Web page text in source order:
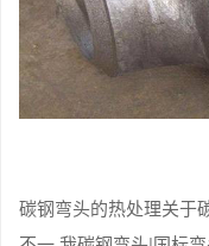
碳钢弯头的热处理关于